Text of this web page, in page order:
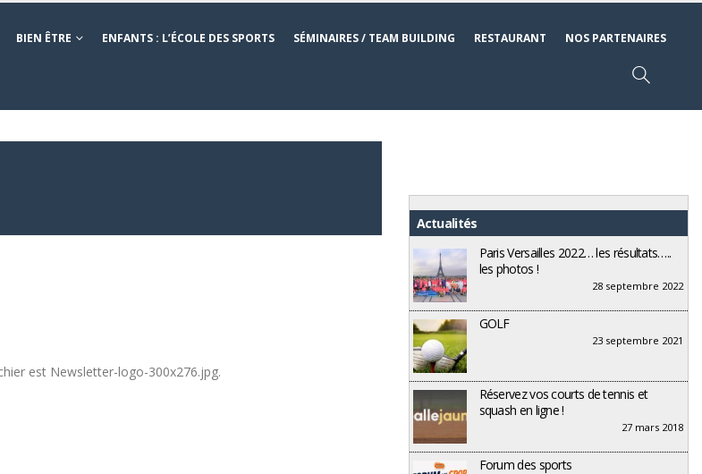
BIEN ÊTRE ENFANTS : L’ÉCOLE DES SPORTS SÉMINAIRES / TEAM BUILDING RESTAURANT NOS PARTENAIRES
Actualités
Paris Versailles 2022… les résultats…..
les photos !
28 septembre 2022
GOLF
23 septembre 2021
Réservez vos courts de tennis et
squash en ligne !
27 mars 2018
Forum des sports